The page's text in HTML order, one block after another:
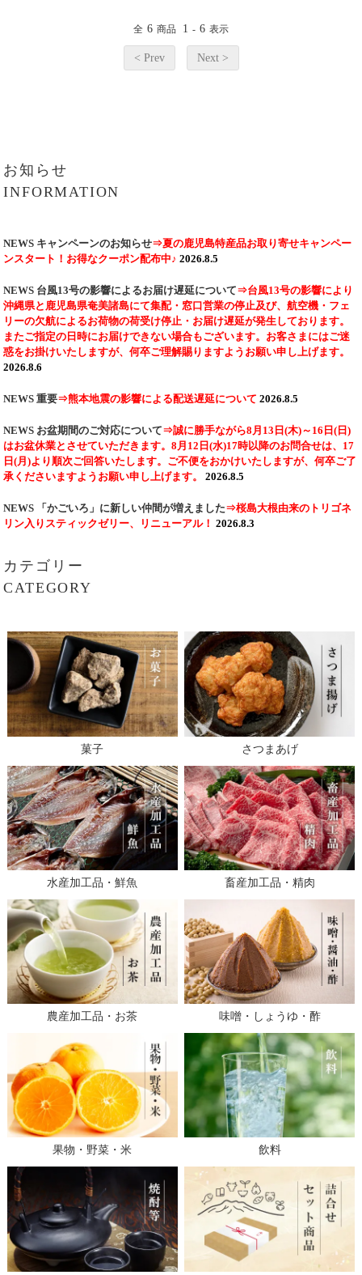
全 6 商品 1 - 6 表示
< Prev Next >
お知らせ
INFORMATION
NEWS キャンペーンのお知らせ⇒夏の鹿児島特産品お取り寄せキャンペー
ンスタート！お得なクーポン配布中♪ 2026.8.5
NEWS 台風13号の影響によるお届け遅延について⇒台風13号の影響により
沖縄県と鹿児島県奄美諸島にて集配・窓口営業の停止及び、航空機・フェ
リーの欠航によるお荷物の荷受け停止・お届け遅延が発生しております。
またご指定の日時にお届けできない場合もございます。お客さまにはご迷
惑をお掛けいたしますが、何卒ご理解賜りますようお願い申し上げます。
2026.8.6
NEWS 重要⇒熊本地震の影響による配送遅延について 2026.8.5
NEWS お盆期間のご対応について⇒誠に勝手ながら8月13日(木)～16日(日)
はお盆休業とさせていただきます。8月12日(水)17時以降のお問合せは、17
日(月)より順次ご回答いたします。ご不便をおかけいたしますが、何卒ご了
承くださいますようお願い申し上げます。
2026.8.5
NEWS 「かごいろ」に新しい仲間が増えました⇒桜島大根由来のトリゴネ
リン入りスティックゼリー、リニューアル！ 2026.8.3
カテゴリー
CATEGORY
菓子 さつまあげ
水産加工品・鮮魚 畜産加工品・精肉
農産加工品・お茶 味噌・しょうゆ・酢
果物・野菜・米 飲料